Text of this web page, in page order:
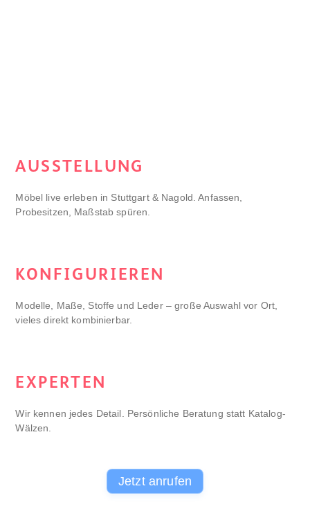
AUSSTELLUNG
Möbel live erleben in Stuttgart & Nagold. Anfassen,
Probesitzen, Maßstab spüren.
KONFIGURIEREN
Modelle, Maße, Stoffe und Leder – große Auswahl vor Ort,
vieles direkt kombinierbar.
EXPERTEN
Wir kennen jedes Detail. Persönliche Beratung statt Katalog-
Wälzen.
Jetzt anrufen